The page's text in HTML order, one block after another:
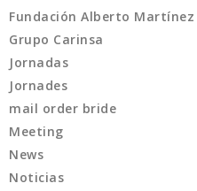
Fundación Alberto Martínez
Grupo Carinsa
Jornadas
Jornades
mail order bride
Meeting
News
Noticias